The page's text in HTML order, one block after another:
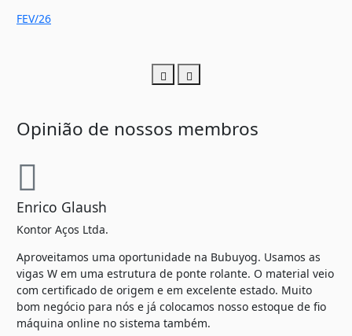
FEV/26
Opinião de nossos membros
Enrico Glaush
Kontor Aços Ltda.
Aproveitamos uma oportunidade na Bubuyog. Usamos as
vigas W em uma estrutura de ponte rolante. O material veio
com certificado de origem e em excelente estado. Muito
bom negócio para nós e já colocamos nosso estoque de fio
máquina online no sistema também.